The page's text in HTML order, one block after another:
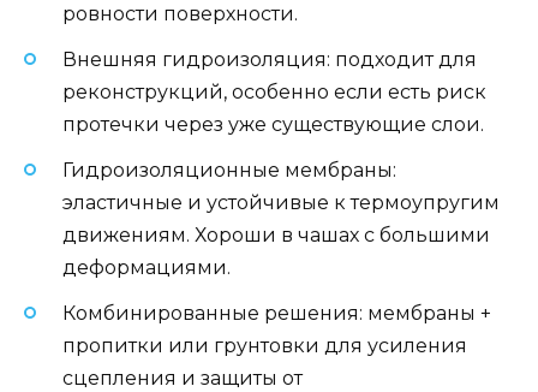
ровности поверхности.
Внешняя гидроизоляция: подходит для
реконструкций, особенно если есть риск
протечки через уже существующие слои.
Гидроизоляционные мембраны:
эластичные и устойчивые к термоупругим
движениям. Хороши в чашах с большими
деформациями.
Комбинированные решения: мембраны +
пропитки или грунтовки для усиления
сцепления и защиты от